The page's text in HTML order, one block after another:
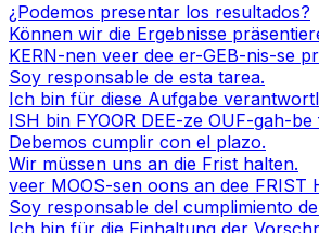
¿Podemos presentar los resultados?
Können wir die Ergebnisse
KERN-nen veer dee er-GEB-nis-se
Soy responsable de esta tarea.
Ich bin für diese Aufgabe
ISH bin FYOOR DEE-ze OUF-gah-
Debemos cumplir con el plazo.
Wir müssen uns an die Frist halten.
veer MOOS-sen oons an dee FRIST
Soy responsable del cumplimiento